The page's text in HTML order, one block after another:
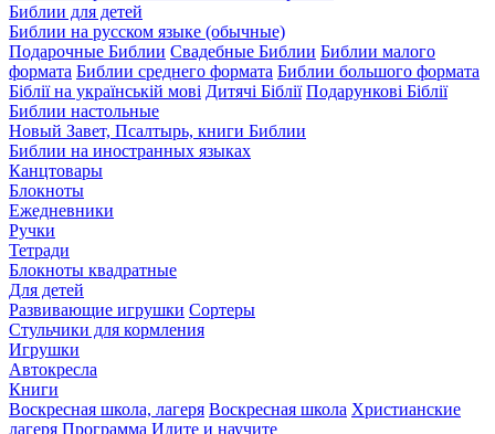
Библии для детей
Библии на русском языке (обычные)
Подарочные Библии Свадебные Библии Библии малого
формата Библии среднего формата Библии большого формата
Біблії на українській мові Дитячі Біблії Подарункові Біблії
Библии настольные
Новый Завет, Псалтырь, книги Библии
Библии на иностранных языках
Канцтовары
Блокноты
Ежедневники
Ручки
Тетради
Блокноты квадратные
Для детей
Развивающие игрушки Сортеры
Стульчики для кормления
Игрушки
Автокресла
Книги
Воскресная школа, лагеря Воскресная школа Христианские
лагеря Программа Идите и научите